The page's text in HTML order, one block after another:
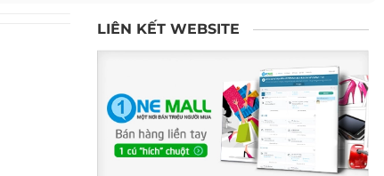
LIÊN KẾT WEBSITE